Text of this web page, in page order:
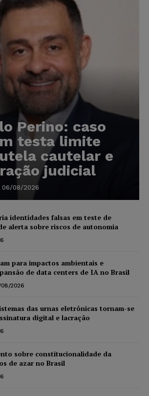
Perino: caso
testa limite
cautelar e
judicial
06/08/2026
identidades falsas em teste de
alerta sobre riscos de autonomia
para impactos ambientais e
de data centers de IA no Brasil
2026
das urnas eletrônicas tornam-se
digital e lacração
sobre constitucionalidade da
de azar no Brasil